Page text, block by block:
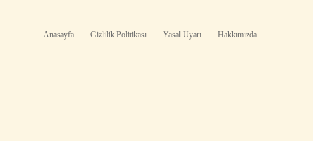
Anasayfa Gizlilik Politikası Yasal Uyarı Hakkımızda